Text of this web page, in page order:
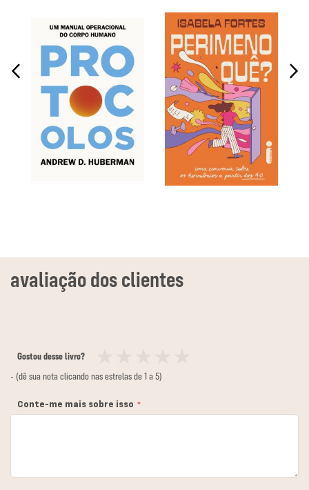
Gostou desse livro?
12
3
4
5
- (dê sua nota clicando nas estrelas de 1 a 5)
Conte-me mais sobre isso